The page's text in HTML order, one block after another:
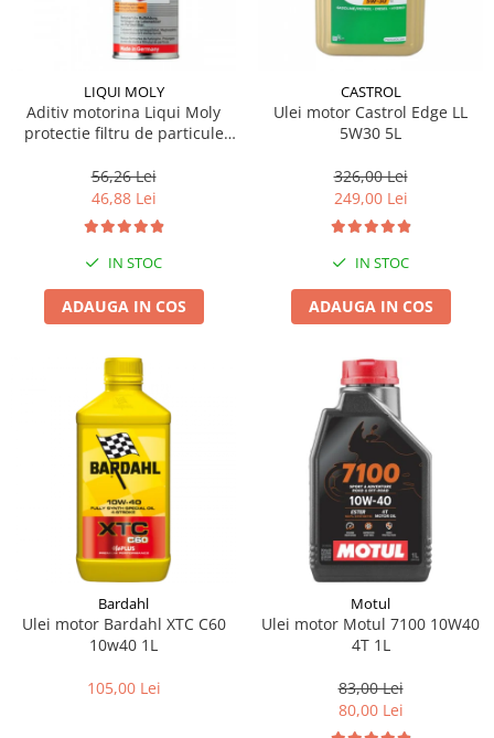
LIQUI MOLY
Aditiv motorina Liqui Moly
protectie filtru de particule
56,26 Lei
46,88 Lei
IN STOC
ADAUGA IN COS
CASTROL
Ulei motor Castrol Edge LL
5W30 5L
326,00 Lei
249,00 Lei
IN STOC
ADAUGA IN COS
Bardahl
Ulei motor Bardahl XTC C60
10w40 1L
105,00 Lei
Motul
Ulei motor Motul 7100 10W40
4T 1L
83,00 Lei
80,00 Lei